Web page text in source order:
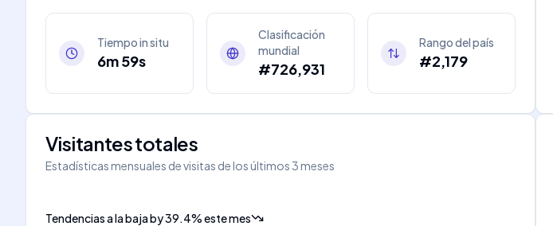
Tiempo in situ
6m 59s
Clasificación
mundial
#726,931
Rango del país
#2,179
Visitantes totales
Estadísticas mensuales de visitas de los últimos 3 meses
Tendencias a la bajaby39.4%este mes